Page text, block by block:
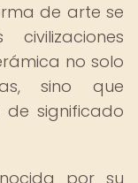
de arte se
no solo
sino que
significado
por su